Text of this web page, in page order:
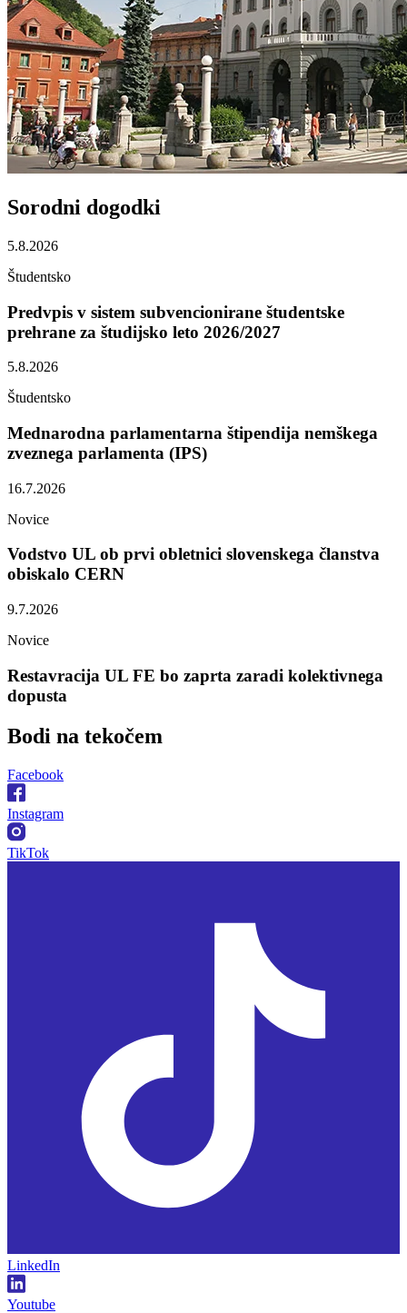
Sorodni dogodki
5.8.2026
Študentsko
Predvpis v sistem subvencionirane študentske
prehrane za študijsko leto 2026/2027
5.8.2026
Študentsko
Mednarodna parlamentarna štipendija nemškega
zveznega parlamenta (IPS)
16.7.2026
Novice
Vodstvo UL ob prvi obletnici slovenskega članstva
obiskalo CERN
9.7.2026
Novice
Restavracija UL FE bo zaprta zaradi kolektivnega
dopusta
Bodi na tekočem
Facebook
Instagram
TikTok
LinkedIn
Youtube